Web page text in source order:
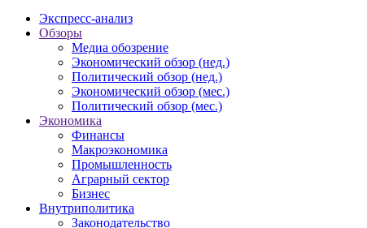
Экспресс-анализ
Обзоры
Медиа обозрение
Экономический обзор (нед.)
Политический обзор (нед.)
Экономический обзор (мес.)
Политический обзор (мес.)
Экономика
Финансы
Макроэкономика
Промышленность
Аграрный сектор
Бизнес
Внутриполитика
Законодательство